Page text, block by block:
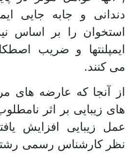
دندانی و جابه جایی
استخوان را بر اساس
ایمپلنتها و ضریب
می کنند.
از آنجا که عارضه های
های زیبایی بر اثر
عمل زیبایی افزایش
نظر کارشناس رسمی